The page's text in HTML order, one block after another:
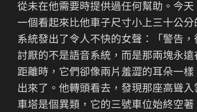
從未在他需要時提供過任何幫助。今
一個看起來比他車子尺寸小上三十公
系統發出了令人不快的女聲：「警告
討厭的不是語音系統，而是那兩塊永
距離時，它們卻像兩片羞澀的耳朵一
出來了。他轉頭看去，發現那座高聳
車塔是個異類，它的三號車位始終空著